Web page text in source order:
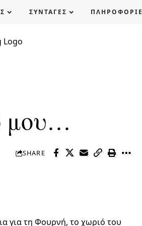
ΣΥΝΤΑΓΕΣ
μου…
SHARE
για τη Φουρνή, το χωριό του